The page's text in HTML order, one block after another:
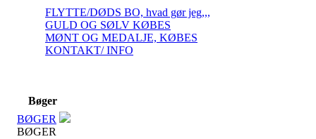
FLYTTE/DØDS BO, hvad gør jeg,,,
GULD OG SØLV KØBES
MØNT OG MEDALJE, KØBES
KONTAKT/ INFO
Bøger
BØGER
BØGER